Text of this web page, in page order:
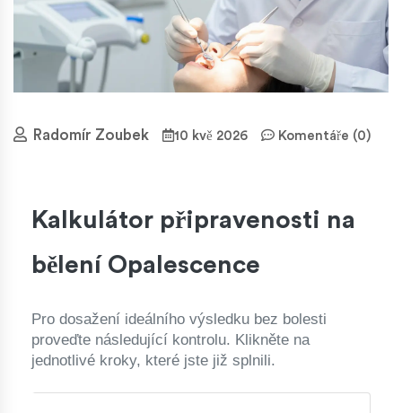
Radomír Zoubek 10 kvě 2026 Komentáře (0)
Kalkulátor připravenosti na
bělení Opalescence
Pro dosažení ideálního výsledku bez bolesti
proveďte následující kontrolu. Klikněte na
jednotlivé kroky, které jste již splnili.